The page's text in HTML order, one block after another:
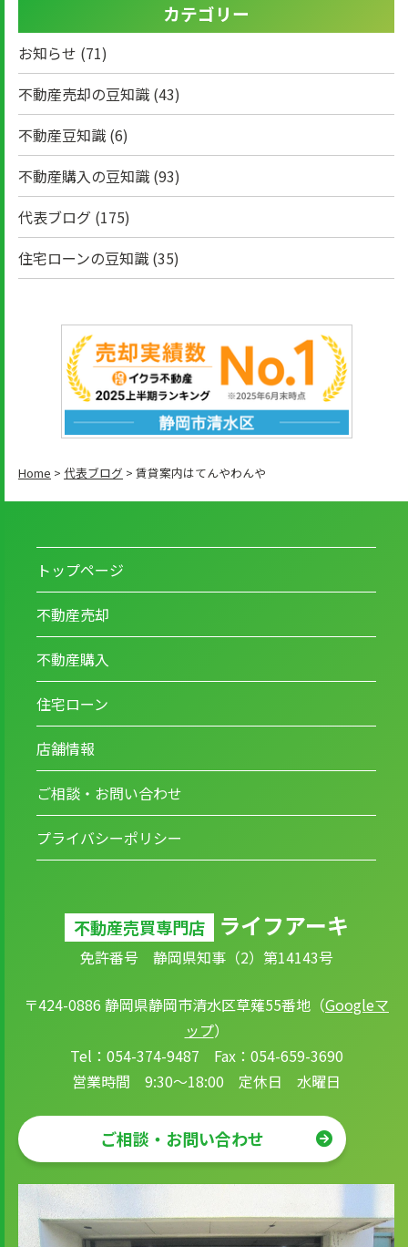
カテゴリー
お知らせ (71)
不動産売却の豆知識 (43)
不動産豆知識 (6)
不動産購入の豆知識 (93)
代表ブログ (175)
住宅ローンの豆知識 (35)
Home > 代表ブログ > 賃貸案内はてんやわんや
トップページ
不動産売却
不動産購入
住宅ローン
店舗情報
ご相談・お問い合わせ
プライバシーポリシー
不動産売買専門店 ライフアーキ
免許番号 静岡県知事（2）第14143号
〒424-0886 静岡県静岡市清水区草薙55番地（Googleマ
ップ）
Tel：054-374-9487 Fax：054-659-3690
営業時間 9:30～18:00 定休日 水曜日
ご相談・お問い合わせ